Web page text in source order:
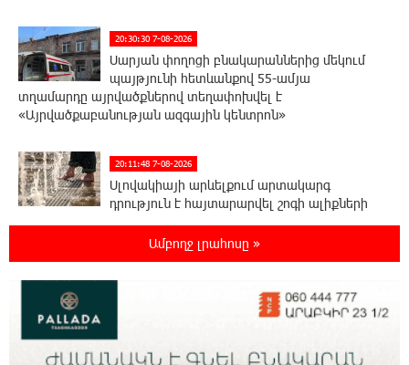
20:30:30 7-08-2026
Սարյան փողոցի բնակարաններից մեկում
պայթյունի հետևանքով 55-ամյա
տղամարդը այրվածքներով տեղափոխվել է
«Այրվածքաբանության ազգային կենտրոն»
20:11:48 7-08-2026
Սլովակիայի արևելքում արտակարգ
դրություն է հայտարարվել շոգի ալիքների
Երթևեկության կազմակերպման
փոփոխություն տեղի կունենա
19:35:21 7-08-2026
Ամբողջ լրահոսը »